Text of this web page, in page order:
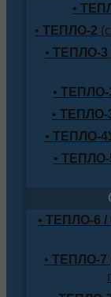
•
• ТЕПЛО-2
• ТЕПЛО-3
• ТЕПЛО-
• ТЕПЛО-
• ТЕПЛО-
• ТЕПЛО-
• ТЕПЛО-6 /
• ТЕПЛО-7